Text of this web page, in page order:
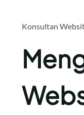
Konsultan